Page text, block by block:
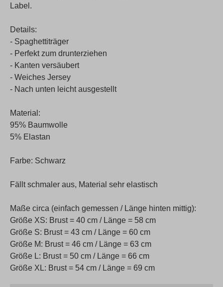
Label.
Details:
- Spaghettiträger
- Perfekt zum drunterziehen
- Kanten versäubert
- Weiches Jersey
- Nach unten leicht ausgestellt
Material:
95% Baumwolle
5% Elastan
Farbe: Schwarz
Fällt schmaler aus, Material sehr elastisch
Maße circa (einfach gemessen / Länge hinten mittig):
Größe XS: Brust = 40 cm / Länge = 58 cm
Größe S: Brust = 43 cm / Länge = 60 cm
Größe M: Brust = 46 cm / Länge = 63 cm
Größe L: Brust = 50 cm / Länge = 66 cm
Größe XL: Brust = 54 cm / Länge = 69 cm